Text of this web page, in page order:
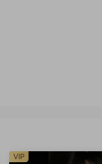
VIP